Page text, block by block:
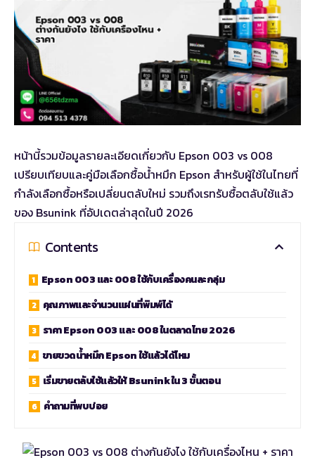
หน้านี้รวมข้อมูลรายละเอียดเกี่ยวกับ Epson 003 vs 008
เปรียบเทียบและคู่มือเลือกซื้อน้ำหมึก Epson สำหรับผู้ใช้ในไทยที่
กำลังเลือกซื้อหรือเปลี่ยนตลับใหม่ รวมถึงเรทรับซื้อตลับใช้แล้ว
ของ Bsunink ที่อัปเดตล่าสุดในปี 2026
Contents
Epson 003 และ 008 ใช้กับเครื่องคนละกลุ่ม
คุณภาพและจำนวนแผ่นที่พิมพ์ได้
ราคา Epson 003 และ 008 ในตลาดไทย 2026
ขายขวดน้ำหมึก Epson ใช้แล้วได้ไหม
เริ่มขายตลับใช้แล้วให้ Bsunink ใน 3 ขั้นตอน
คำถามที่พบบ่อย